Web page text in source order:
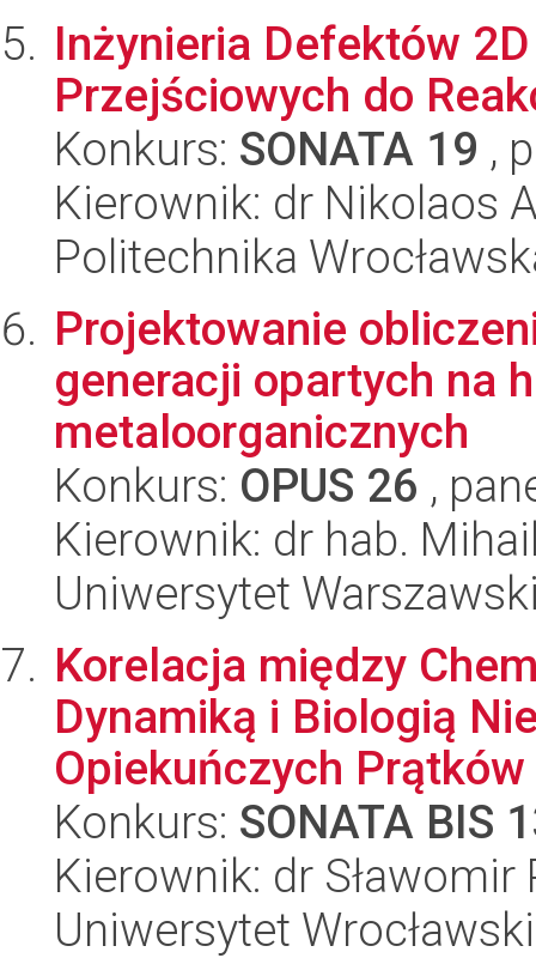
Inżynieria Defektów
Przejściowych do
Konkurs: SONATA 19 ,
Kierownik: dr Nikolaos
Politechnika
Projektowanie
generacji opartych na
metaloorganicznych
Konkurs: OPUS 26 ,
Kierownik: dr hab.
Uniwersytet
Korelacja między
Dynamiką i Biologią
Opiekuńczych
Konkurs: SONATA BIS
Kierownik: dr Sławomir
Uniwersytet